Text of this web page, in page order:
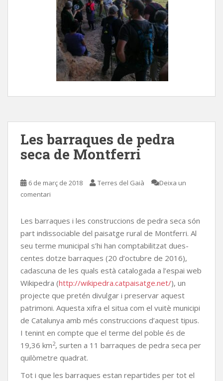
Les barraques de pedra
seca de Montferri
6 de març de 2018 Terres del Gaià
Deixa un
comentari
Les barraques i les construccions de pedra seca són
part indissociable del paisatge rural de Montferri. Al
seu terme municipal s’hi han comptabilitzat dues-
centes dotze barraques (20 d’octubre de 2016),
cadascuna de les quals està catalogada a l’espai web
Wikipedra (http://wikipedra.catpaisatge.net/), un
projecte que pretén divulgar i preservar aquest
patrimoni. Aquesta xifra el situa com el vuitè municipi
de Catalunya amb més construccions d’aquest tipus.
I tenint en compte que el terme del poble és de
19,36 km2, surten a 11 barraques de pedra seca per
quilòmetre quadrat.
Tot i que les barraques estan repartides per tot el